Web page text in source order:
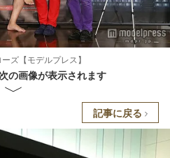
ズ【モデルプレス】
の画像が表示されます
記事に戻る